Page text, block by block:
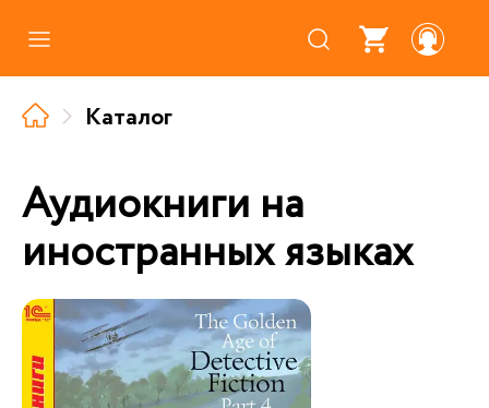
Где купить
Про аудиокниги
О нас
Каталог
Аудиокниги на
иностранных языках